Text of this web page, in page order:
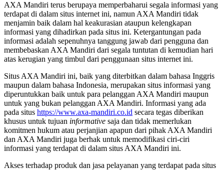
AXA Mandiri terus berupaya memperbaharui segala informasi yang
terdapat di dalam situs internet ini, namun AXA Mandiri tidak
menjamin baik dalam hal keakurasian ataupun kelengkapan
informasi yang dihadirkan pada situs ini. Ketergantungan pada
informasi adalah sepenuhnya tanggung jawab dari pengguna dan
membebaskan AXA Mandiri dari segala tuntutan di kemudian hari
atas kerugian yang timbul dari penggunaan situs internet ini.
Situs AXA Mandiri ini, baik yang diterbitkan dalam bahasa Inggris
maupun dalam bahasa Indonesia, merupakan situs informasi yang
diperuntukkan baik untuk para pelanggan AXA Mandiri maupun
untuk yang bukan pelanggan AXA Mandiri. Informasi yang ada
pada situs https://www.axa-mandiri.co.id secara tegas diberikan
khusus untuk tujuan informative saja dan tidak memerlukan
komitmen hukum atau perjanjian apapun dari pihak AXA Mandiri
dan AXA Mandiri juga berhak untuk memodifikasi ciri-ciri
informasi yang terdapat di dalam situs AXA Mandiri ini.
Akses terhadap produk dan jasa pelayanan yang terdapat pada situs